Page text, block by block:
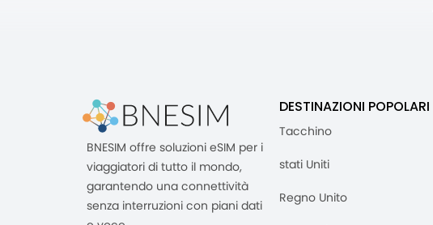
BNESIM offre soluzioni eSIM per i
viaggiatori di tutto il mondo,
garantendo una connettività
senza interruzioni con piani dati
DESTINAZIONI POPOLARI
Tacchino
stati Uniti
Regno Unito